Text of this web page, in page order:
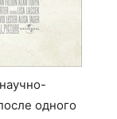
одного